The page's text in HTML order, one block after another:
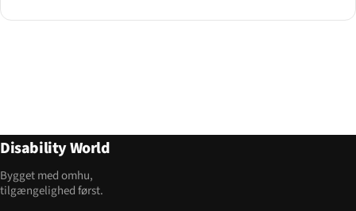
Disability World
Bygget med omhu,
tilgængelighed først.